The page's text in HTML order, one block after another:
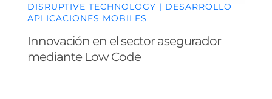
DISRUPTIVE TECHNOLOGY | DESARROLLO
APLICACIONES MOBILES
Innovación en el sector asegurador
mediante Low Code